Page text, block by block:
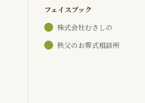
フェイスブック
株式会社むさしの
秩父のお葬式相談所